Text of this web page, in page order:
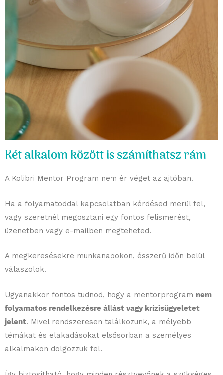
Két alkalom között is számíthatsz rám
A Kolibri Mentor Program nem ér véget az ajtóban.
Ha a folyamatoddal kapcsolatban kérdésed merül fel,
vagy szeretnél megosztani egy fontos felismerést,
üzenetben vagy e-mailben megteheted.
A megkeresésekre munkanapokon, ésszerű időn belül
válaszolok.
Ugyanakkor fontos tudnod, hogy a mentorprogram nem
folyamatos rendelkezésre állást vagy krízisügyeletet
jelent. Mivel rendszeresen találkozunk, a mélyebb
témákat és elakadásokat elsősorban a személyes
alkalmakon dolgozzuk fel.